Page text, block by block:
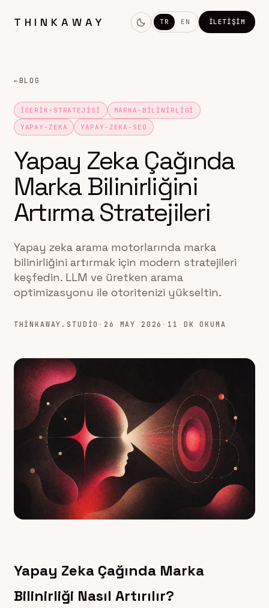
THINKAWAY TR EN İLETIŞIM
←BLOG
ICERIK-STRATEJISI
MARKA-BILINIRLIGI
YAPAY-ZEKA
YAPAY-ZEKA-SEO
Yapay Zeka Çağında
Marka Bilinirliğini
Artırma Stratejileri
Yapay zeka arama motorlarında marka
bilinirliğini artırmak için modern stratejileri
keşfedin. LLM ve üretken arama
optimizasyonu ile otoritenizi yükseltin.
THINKAWAY.STUDIO ·26 MAY 2026 · 11 DK OKUMA
Yapay Zeka Çağında Marka
Bilinirliği Nasıl Artırılır?